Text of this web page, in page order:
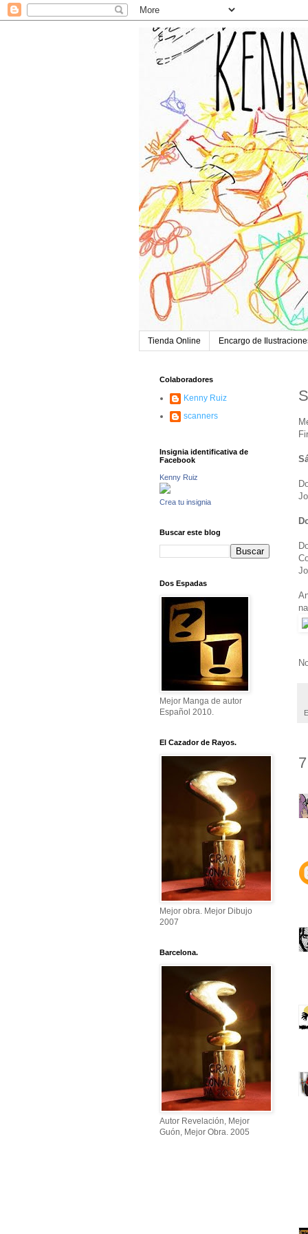
Tienda Online Encargo de
Colaboradores
Kenny Ruiz
scanners
Insignia identificativa de
Facebook
Kenny Ruiz
Crea tu insignia
Buscar este blog
Dos Espadas
Mejor Manga de autor
Español 2010.
El Cazador de Rayos.
Mejor obra. Mejor Dibujo
2007
Barcelona.
Autor Revelación, Mejor
Guón, Mejor Obra. 2005